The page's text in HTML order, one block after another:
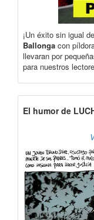
¡Un éxito sin igual
Ballonga con
llevaran por
para nuestros
El humor de